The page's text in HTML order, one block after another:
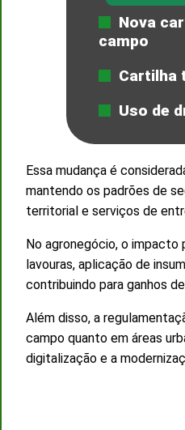
Nova
campo
Cartilha
Uso de
Essa mudança é
mantendo os padrões de
territorial e serviços de
No agronegócio, o
lavouras, aplicação de
contribuindo para ganhos
Além disso, a
campo quanto em áreas
digitalização e a